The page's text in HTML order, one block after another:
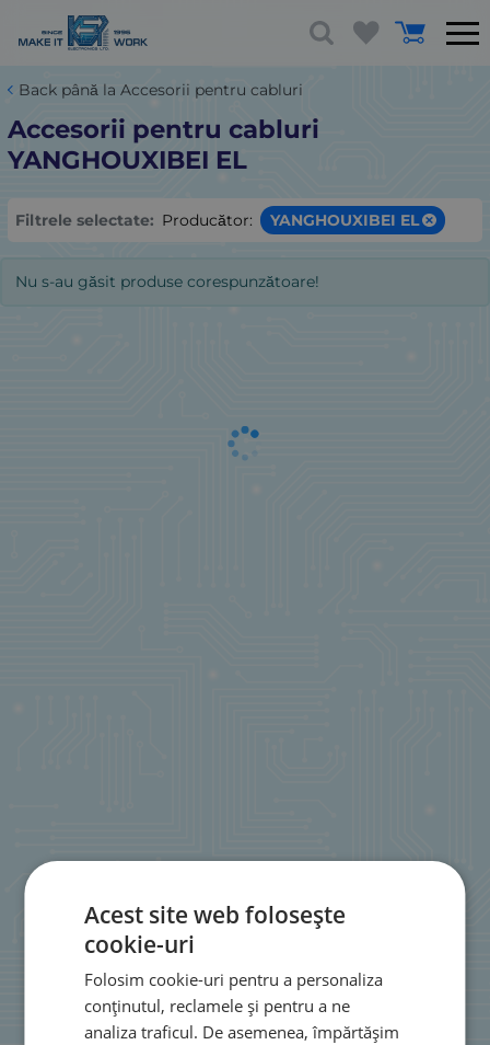
Back până la Accesorii pentru cabluri
Accesorii pentru cabluri
YANGHOUXIBEI EL
Filtrele selectate: Producător: YANGHOUXIBEI EL
Nu s-au găsit produse corespunzătoare!
Acest site web folosește
cookie-uri
Folosim cookie-uri pentru a personaliza
conținutul, reclamele și pentru a ne
analiza traficul. De asemenea, împărtășim